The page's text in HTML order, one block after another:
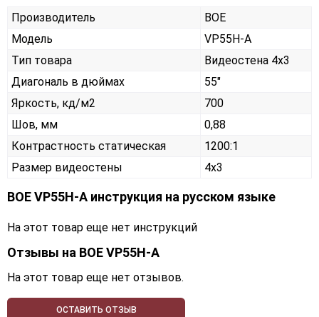
Производитель
BOE
Модель
VP55H-A
Тип товара
Видеостена 4х3
Диагональ в дюймах
55"
Яркость, кд/м2
700
Шов, мм
0,88
Контрастность статическая
1200:1
Размер видеостены
4x3
BOE VP55H-A инструкция на русском языке
На этот товар еще нет инструкций
Отзывы на BOE VP55H-A
На этот товар еще нет отзывов.
ОСТАВИТЬ ОТЗЫВ